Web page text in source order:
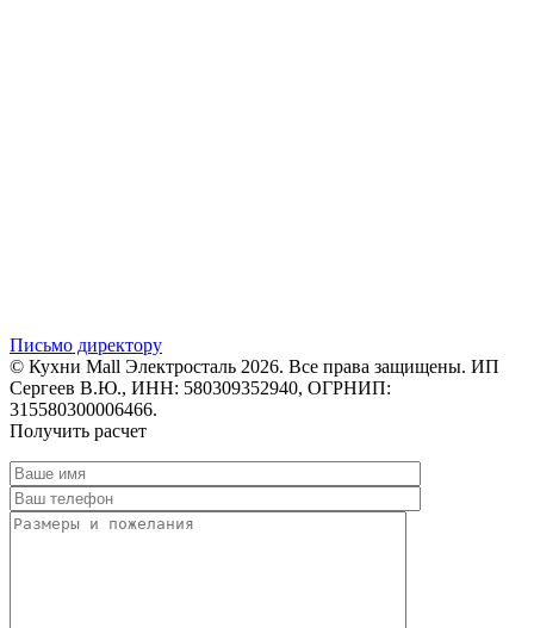
Письмо директору
© Кухни Mall Электросталь 2026. Все права защищены. ИП
Сергеев В.Ю., ИНН: 580309352940, ОГРНИП:
315580300006466.
Получить расчет